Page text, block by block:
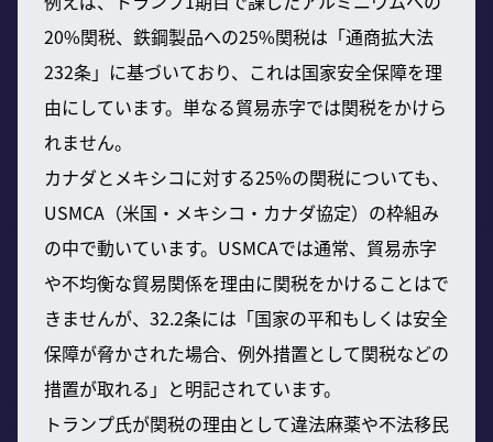
20%関税、鉄鋼製品への25%関税は「通商拡大法
232条」に基づいており、これは国家安全保障を理
由にしています。単なる貿易赤字では関税をかけら
れません。
カナダとメキシコに対する25%の関税についても、
USMCA（米国・メキシコ・カナダ協定）の枠組み
の中で動いています。USMCAでは通常、貿易赤字
や不均衡な貿易関係を理由に関税をかけることはで
きませんが、32.2条には「国家の平和もしくは安全
保障が脅かされた場合、例外措置として関税などの
措置が取れる」と明記されています。
トランプ氏が関税の理由として違法麻薬や不法移民